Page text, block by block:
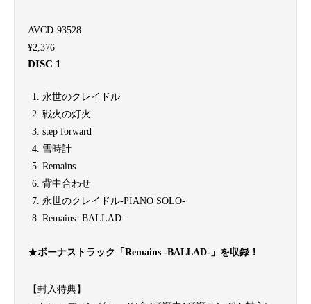
AVCD-93528
¥2,376
DISC 1
永世のクレイドル
戦火の灯火
step forward
雪時計
Remains
背中合わせ
永世のクレイドル-PIANO SOLO-
Remains -BALLAD-
★ボーナストラック「Remains -BALLAD-」を収録！
【封入特典】